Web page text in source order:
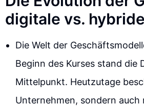
digitale vs.
Die Welt der
Beginn des Kurses stand die
Mittelpunkt. Heutzutage
Unternehmen, sondern